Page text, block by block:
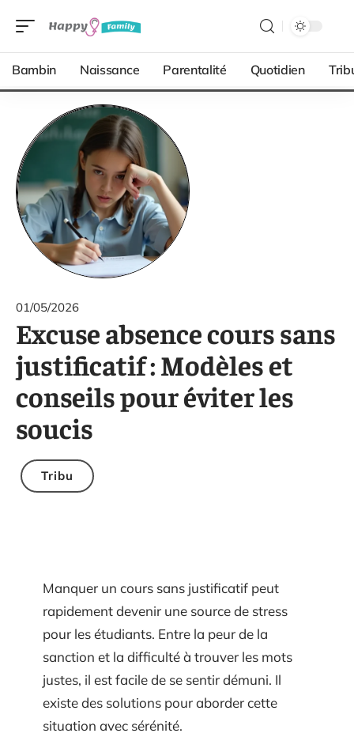
Bambin Naissance Parentalité Quotidien
01/05/2026
Excuse absence cours sans
justificatif : Modèles et
conseils pour éviter les
soucis
Tribu
Manquer un cours sans justificatif peut
rapidement devenir une source de stress
pour les étudiants. Entre la peur de la
sanction et la difficulté à trouver les mots
justes, il est facile de se sentir démuni. Il
existe des solutions pour aborder cette
situation avec sérénité.